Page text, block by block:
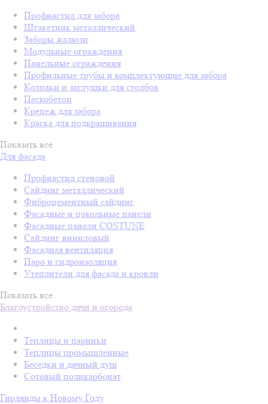
Профнастил для забора
Штакетник металлический
Заборы жалюзи
Модульные ограждения
Панельные ограждения
Профильные трубы и комплектующие для забора
Колпаки и заглушки для столбов
Пескобетон
Крепеж для забора
Краска для подкрашивания
Показать все
Для фасада
Профнастил стеновой
Сайдинг металлический
Фиброцементный сайдинг
Фасадные и цокольные панели
Фасадные панели COSTUNE
Сайдинг виниловый
Фасадная вентиляция
Паро и гидроизоляция
Утеплители для фасада и кровли
Показать все
Благоустройство дачи и огорода
Теплицы и парники
Теплицы промышленные
Беседки и дачный душ
Сотовый поликарбонат
Гирлянды к Новому Году